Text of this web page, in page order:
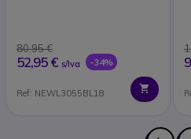
80,95 €
52,95 € s/Iva -34%
Ref: NEWL3055BL18